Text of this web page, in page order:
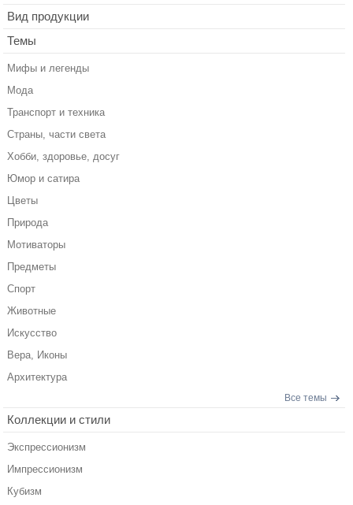
Вид продукции
Темы
Мифы и легенды
Мода
Транспорт и техника
Страны, части света
Хобби, здоровье, досуг
Юмор и сатира
Цветы
Природа
Мотиваторы
Предметы
Спорт
Животные
Искусство
Вера, Иконы
Архитектура
Все темы
Коллекции и стили
Экспрессионизм
Импрессионизм
Кубизм